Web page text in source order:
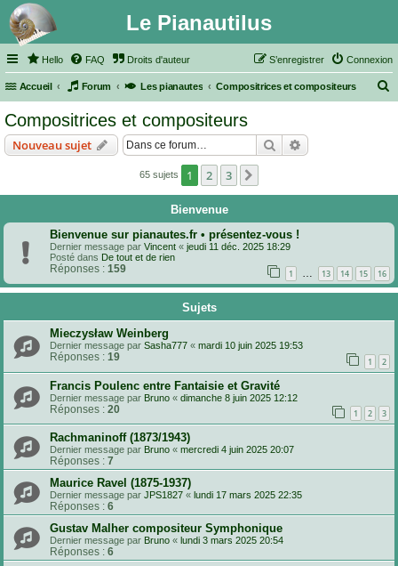
Le Pianautilus
Hello FAQ Droits d'auteur Connexion
S’enregistrer
Accueil Forum Les pianautes Compositrices et compositeurs
r
Compositrices et compositeurs
Nouveau sujet Rechercher
65 sujets 1 2 3
Bienvenue
Bienvenue sur pianautes.fr • présentez-vous !
Dernier message par Vincent « jeudi 11 déc. 2025 18:29
Posté dans De tout et de rien
Réponses : 159 1 … 13 14 15 16
Sujets
Mieczysław Weinberg
Dernier message par Sasha777 « mardi 10 juin 2025 19:53
Réponses : 19 1 2
Francis Poulenc entre Fantaisie et Gravité
Dernier message par Bruno « dimanche 8 juin 2025 12:12
Réponses : 20 1 2 3
Rachmaninoff (1873/1943)
Dernier message par Bruno « mercredi 4 juin 2025 20:07
Réponses : 7
Maurice Ravel (1875-1937)
Dernier message par JPS1827 « lundi 17 mars 2025 22:35
Réponses : 6
Gustav Malher compositeur Symphonique
Dernier message par Bruno « lundi 3 mars 2025 20:54
Réponses : 6